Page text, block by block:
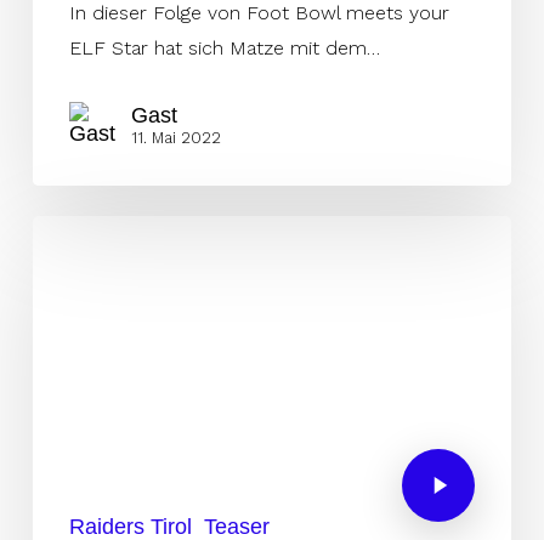
In dieser Folge von Foot Bowl meets your
ELF Star hat sich Matze mit dem…
Gast
11. Mai 2022
Raiders Tirol Teaser